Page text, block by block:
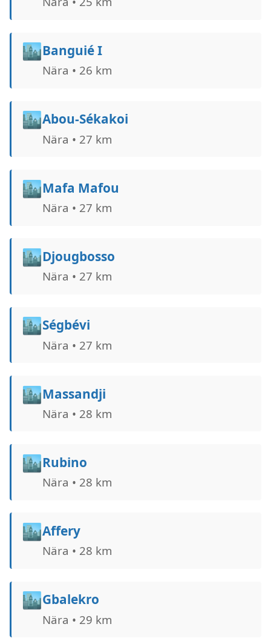
🏙️Banguié I
Nära • 26 km
🏙️Abou-Sékakoi
Nära • 27 km
🏙️Mafa Mafou
Nära • 27 km
🏙️Djougbosso
Nära • 27 km
🏙️Ségbévi
Nära • 27 km
🏙️Massandji
Nära • 28 km
🏙️Rubino
Nära • 28 km
🏙️Affery
Nära • 28 km
🏙️Gbalekro
Nära • 29 km